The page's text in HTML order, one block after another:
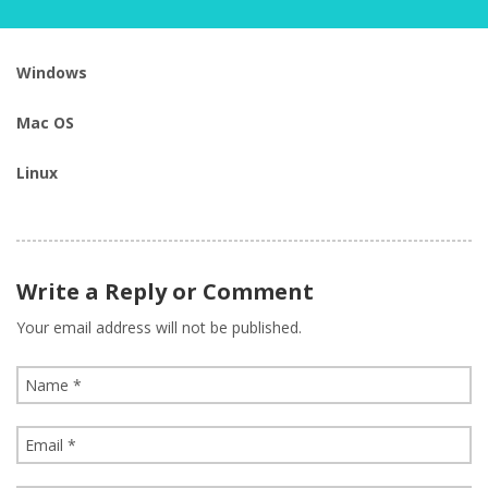
Windows
Mac OS
Linux
Write a Reply or Comment
Your email address will not be published.